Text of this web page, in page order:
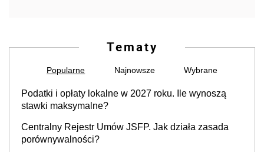
Tematy
Popularne Najnowsze Wybrane
Podatki i opłaty lokalne w 2027 roku. Ile wynoszą
stawki maksymalne?
Centralny Rejestr Umów JSFP. Jak działa zasada
porównywalności?